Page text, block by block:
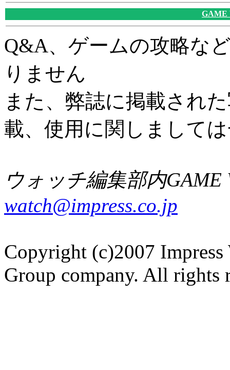
GAME
Q&A、ゲームの攻略な
りません
また、弊誌に掲載され
載、使用に関しまして
ウォッチ編集部内GAME
watch@impress.co.jp
Copyright (c)2007 Impress
Group company. All rights